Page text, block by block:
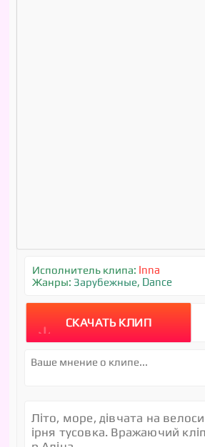
Исполнитель клипа: Inna
Жанры: Зарубежные, Dance
СКАЧАТЬ КЛИП
Лiто, море, дiвчата на
iрня тусовка. Вражаючий